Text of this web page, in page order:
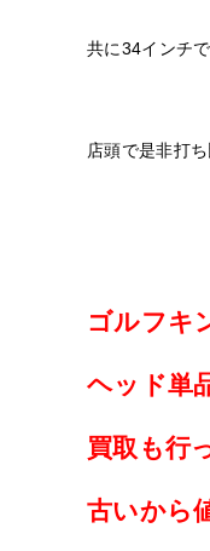
共に34インチ
店頭で是非打
ゴルフキ
ヘッド単
買取も行
古いから